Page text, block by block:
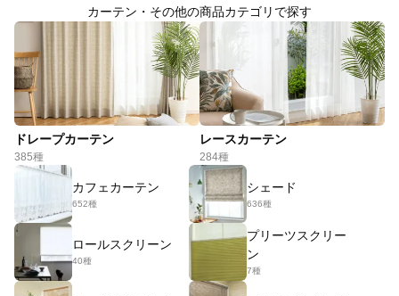
カーテン・その他の商品カテゴリで探す
ドレープカーテン
385種
レースカーテン
284種
カフェカーテン
652種
シェード
636種
ロールスクリーン
40種
プリーツスクリー
ン
7種